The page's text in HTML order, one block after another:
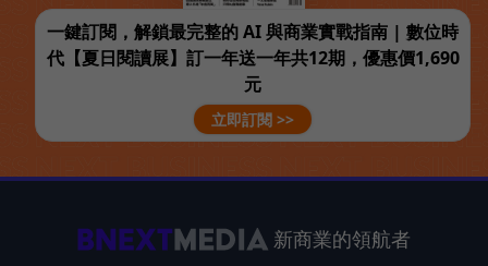
一鍵訂閱，解鎖最完整的 AI 與商業實戰指南 | 數位時
代【夏日閱讀展】訂一年送一年共12期，優惠價1,690
元
立即訂閱 >>
新商業的領航者